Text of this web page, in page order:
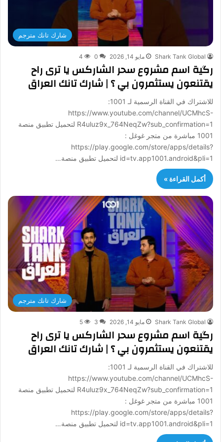
شارك تانك مترجم
Shark Tank Global مايو 14, 2026 0
4
رگية اسم مشروع سحر الشاركس يا ترى راح
يقتنعون يستثمرون بي ؟ | شارك تانك العراق
للاشتراك في القناة الرسمية لـ 1001:
https://www.youtube.com/channel/UCMhcS-
R4uluz9x_764NeqZw?sub_confirmation=1 لتحميل تطبيق منصة
1001 مباشرة من متجر غوغل :
https://play.google.com/store/apps/details?
id=tv.app1001.android&pli=1 لتحميل تطبيق منصة…
أكمل القراءة »
شارك تانك مترجم
Shark Tank Global مايو 14, 2026 3
5
رگية اسم مشروع سحر الشاركس يا ترى راح
يقتنعون يستثمرون بي ؟ | شارك تانك العراق
للاشتراك في القناة الرسمية لـ 1001:
https://www.youtube.com/channel/UCMhcS-
R4uluz9x_764NeqZw?sub_confirmation=1 لتحميل تطبيق منصة
1001 مباشرة من متجر غوغل :
https://play.google.com/store/apps/details?
id=tv.app1001.android&pli=1 لتحميل تطبيق منصة…